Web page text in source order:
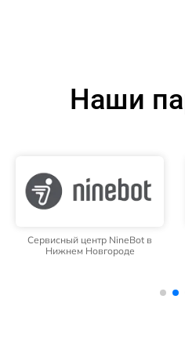
Наши
Сервисный центр NineBot в
Нижнем Новгороде